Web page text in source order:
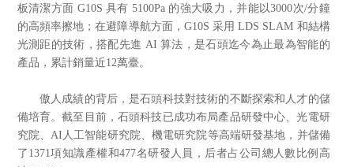
板清潔方面 G10S 具有 5100Pa 的強大吸力，并能以3000次/分鐘
的高頻率擦地；在避障導航方面，G10S 采用 LDS SLAM 和結構
光測距的技術，搭配先進 AI 算法，是石頭迄今為止最為智能的
產品，累計銷量近12萬臺。
傲人成績的背后，是石頭科技對技術的不斷探索和人才的儲
備培育。截至目前，石頭科技已成功布局產品研發中心、光電研
究院、AI人工智能研究院、機電研究院等高端研發基地，并儲備
了1371項知識產權和477名研發人員，后者占公司總人數比例高